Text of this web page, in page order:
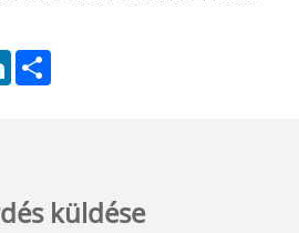
LinkedIn
küldése